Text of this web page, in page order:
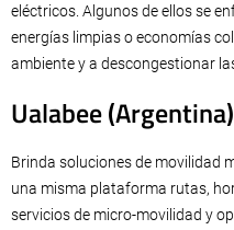
eléctricos. Algunos de ellos se
energías limpias o economías
ambiente y a descongestionar
Ualabee (Argentina)
Brinda soluciones de movilidad
una misma plataforma rutas,
servicios de micro-movilidad y